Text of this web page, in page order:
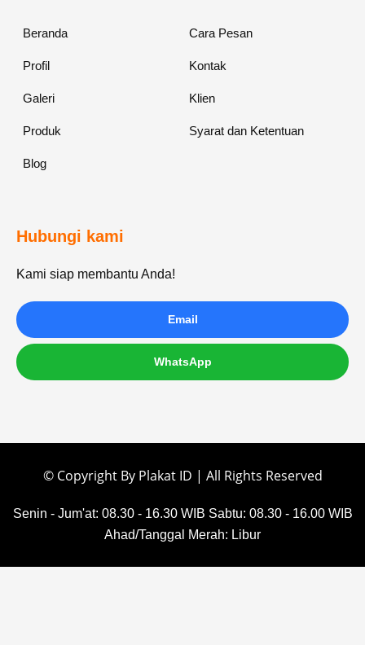
Beranda
Profil
Galeri
Produk
Blog
Cara Pesan
Kontak
Klien
Syarat dan Ketentuan
Hubungi kami
Kami siap membantu Anda!
Email
WhatsApp
© Copyright By Plakat ID | All Rights Reserved
Senin - Jum'at: 08.30 - 16.30 WIB Sabtu: 08.30 - 16.00 WIB
Ahad/Tanggal Merah: Libur